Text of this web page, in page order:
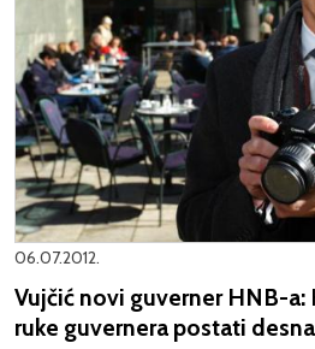
06.07.2012.
Vujčić novi guverner HNB-
ruke guvernera postati